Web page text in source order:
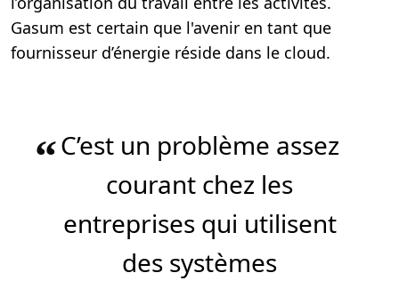
Gasum est certain que l'avenir en tant que
fournisseur d’énergie réside dans le cloud.
“C’est un problème assez
courant chez les
entreprises qui utilisent
des systèmes